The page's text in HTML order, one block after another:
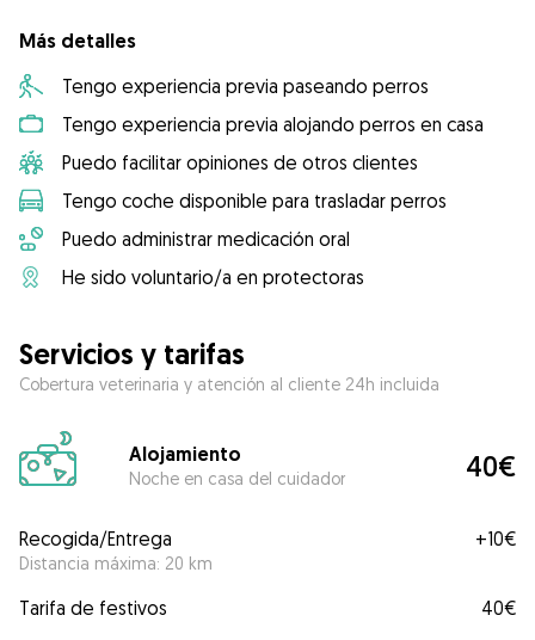
Más detalles
Tengo experiencia previa paseando perros
Tengo experiencia previa alojando perros en casa
Puedo facilitar opiniones de otros clientes
Tengo coche disponible para trasladar perros
Puedo administrar medicación oral
He sido voluntario/a en protectoras
Servicios y tarifas
Cobertura veterinaria y atención al cliente 24h incluida
Alojamiento
Noche en casa del cuidador 40€
Recogida/Entrega
Distancia máxima: 20 km
+10€
Tarifa de festivos
40€